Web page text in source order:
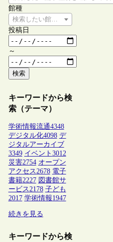
館種
検索したい館種を選択してください
投稿日
～
検索
キーワードから検
索（テーマ）
学術情報流通4348
デジタル化4098 デ
ジタルアーカイブ
3349 イベント 3012
災害2754 オープン
アクセス2678 電子
書籍2227 図書館サ
ービス2178 子ども
2017 学術情報1947
続きを見る
キーワードから検